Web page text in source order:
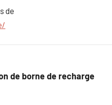
de
de borne de recharge